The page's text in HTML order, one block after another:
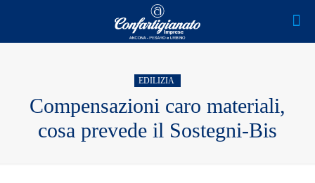
EDILIZIA
Compensazioni caro materiali,
cosa prevede il Sostegni-Bis